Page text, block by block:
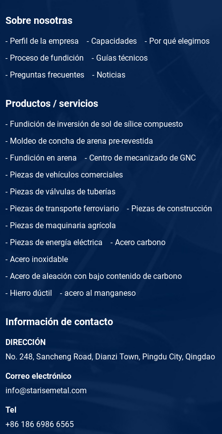
Sobre nosotras
Perfil de la empresa Capacidades
Por qué elegirnos
Proceso de fundición
Guías técnicos
Preguntas frecuentes
Noticias
Productos / servicios
Fundición de inversión de sol de sílice compuesto
Moldeo de concha de arena pre-revestida
Fundición en arena
Centro de mecanizado de GNC
Piezas de vehículos comerciales
Piezas de válvulas de tuberías
Piezas de transporte ferroviario
Piezas de construcción
Piezas de maquinaria agrícola
Piezas de energía eléctrica
Acero carbono
Acero inoxidable
Acero de aleación con bajo contenido de carbono
Hierro dúctil
acero al manganeso
Información de contacto
DIRECCIÓN
No. 248, Sancheng Road, Dianzi Town, Pingdu City, Qingdao
Correo electrónico
info@starisemetal.com
Tel
+86 186 6986 6565